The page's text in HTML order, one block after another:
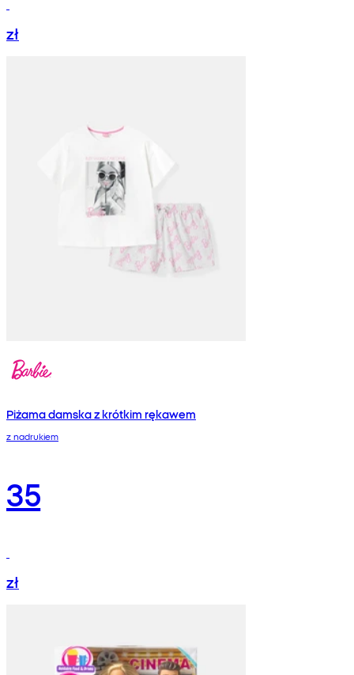
zł
Piżama damska z krótkim rękawem
z nadrukiem
35
zł